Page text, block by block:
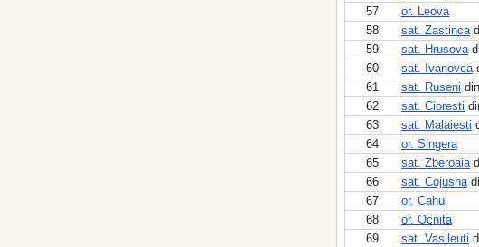
57
or. Leova
58
sat. Zastinca
59
sat. Hrusova
60
sat. Ivanovca
61
sat. Ruseni din
62
sat. Cioresti
63
sat. Malaiesti
64
or. Singera
65
sat. Zberoaia
66
sat. Cojusna
67
or. Cahul
68
or. Ocnita
69
sat. Vasileuti